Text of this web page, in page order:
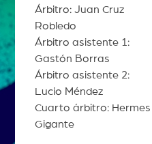
Árbitro: Juan Cruz
Robledo
Árbitro asistente 1:
Gastón Borras
Árbitro asistente 2:
Lucio Méndez
Cuarto árbitro: Hermes
Gigante